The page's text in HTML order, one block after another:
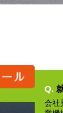
Q.
会社